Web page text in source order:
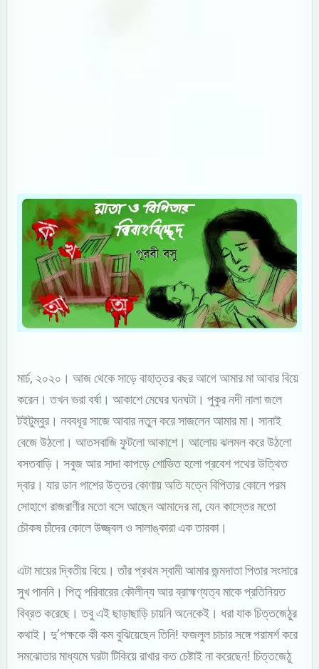
মার্চ, ২০২০। আজ থেকে সাড়ে বাহাত্তর বছর আগে আমার মা আবার বিয়ে
করেন। তখন ভরা বর্ষা। আকাশে মেঘের ঘনঘটা। পুকুর নদী নালা জলে
টইটুম্বুর। নববধূর সাজে আবার নতুন করে সাজলেন আমার মা। সানাই
বেজে উঠলো। আতসবাজি ফুটলো আকাশে। আলোয় ঝলমল করে উঠলো
বসতবাড়ি। সবুজ আর সাদা কাপড়ে শোভিত হলো প্রবেশ পথের উত্থিত
দ্বার। যার ডান পাশের উত্তর কোণায় অতি যত্নে বিপিতার কোলে পরম
সোহাগে রাজরাণীর মতো বসে আছেন আমাদের মা, যেন কাস্তের মতো
চৌকষ চাঁদের কোলে উজ্জ্বল ও সালাঙ্কারা এক তারকা।
এটা মায়ের দ্বিতীয় বিয়ে। তাঁর প্রথম স্বামী আমার জন্মদাতা পিতার সংসারে
সুখ পাননি। পিতৃ পরিবারের কৌলীন্য আর ব্রাহ্মণ্যত্ব মাকে প্রতিনিয়ত
বিব্রত করেছে। তবু এই ছাড়াছাড়ি চায়নি অনেকেই। ধরা যাক চিত্তজেঠুর
কথাই। দু’পক্ষকে কী কম বুঝিয়েছেন তিনি! ফজলুল চাচার সঙ্গে পরামর্শ করে
সমঝোতার মাধ্যমে ঘরটা টিকিয়ে রাখার কত চেষ্টাই না করেছেন! চিত্তজেঠু